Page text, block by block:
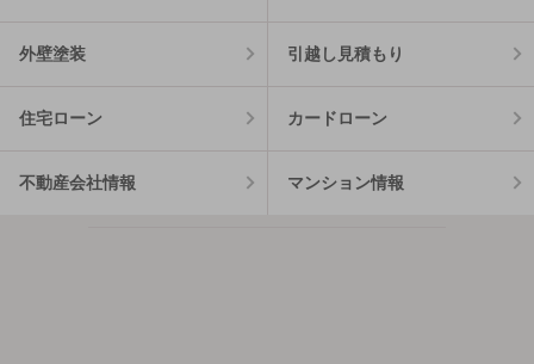
外壁塗装 引越し見積もり
住宅ローン カードローン
不動産会社情報 マンション情報